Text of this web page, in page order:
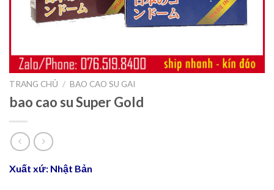
TRANG CHỦ / BAO CAO SU GAI
bao cao su Super Gold
Xuất xứ: Nhật Bản